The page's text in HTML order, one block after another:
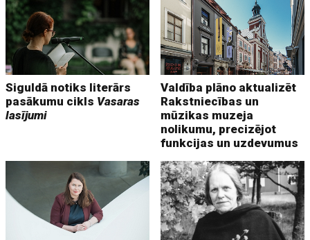
Siguldā notiks literārs
pasākumu cikls Vasaras
lasījumi
Valdība plāno aktualizēt
Rakstniecības un
mūzikas muzeja
nolikumu, precizējot
funkcijas un uzdevumus